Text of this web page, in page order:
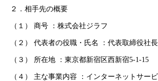
２．相手先の概要
（１） 商号 ：株式会社ジラフ
（２） 代表者の役職・氏名 ：代表取締役社
（３） 所在地 ：東京都新宿区西新宿5-1-15
（４） 主な事業内容 ：インターネットサー